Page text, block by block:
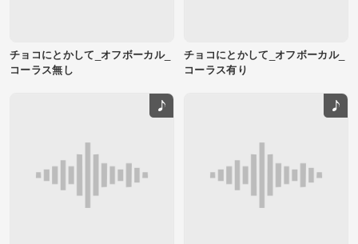
チョコにとかして_オフボーカル_
コーラス無し
チョコにとかして_オフボーカル_
コーラス有り